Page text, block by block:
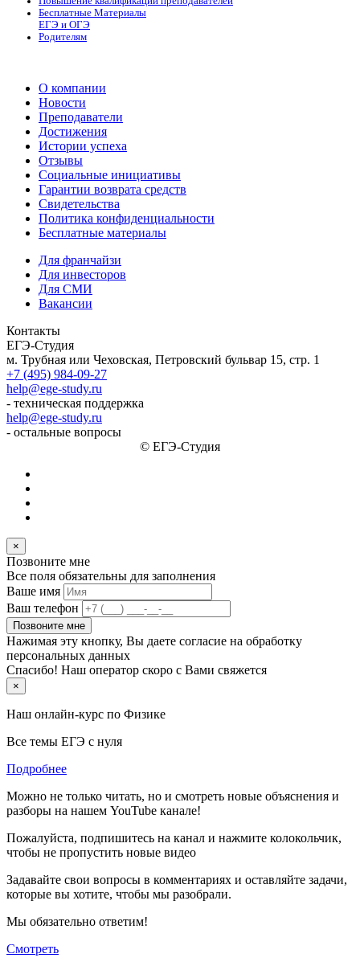
Бесплатные Материалы
ЕГЭ и ОГЭ
Родителям
О компании
Новости
Преподаватели
Достижения
Истории успеха
Отзывы
Социальные инициативы
Гарантии возврата средств
Свидетельства
Политика конфиденциальности
Бесплатные материалы
Для франчайзи
Для инвесторов
Для СМИ
Вакансии
Контакты
ЕГЭ-Студия
м. Трубная или Чеховская, Петровский бульвар 15, стр. 1
+7 (495) 984-09-27
help@ege-study.ru
- техническая поддержка
help@ege-study.ru
- остальные вопросы
© ЕГЭ-Студия
×
Позвоните мне
Все поля обязательны для заполнения
Ваше имя
Ваш телефон
Позвоните мне
Нажимая эту кнопку, Вы даете согласие на обработку
персональных данных
Спасибо! Наш оператор скоро с Вами свяжется
×
Наш онлайн-курс по Физике
Все темы ЕГЭ с нуля
Подробнее
Можно не только читать, но и смотреть новые объяснения и
разборы на нашем YouTube канале!
Пожалуйста, подпишитесь на канал и нажмите колокольчик,
чтобы не пропустить новые видео
Задавайте свои вопросы в комментариях и оставляйте задачи,
которые вы хотите, чтобы мы разобрали.
Мы обязательно ответим!
Смотреть